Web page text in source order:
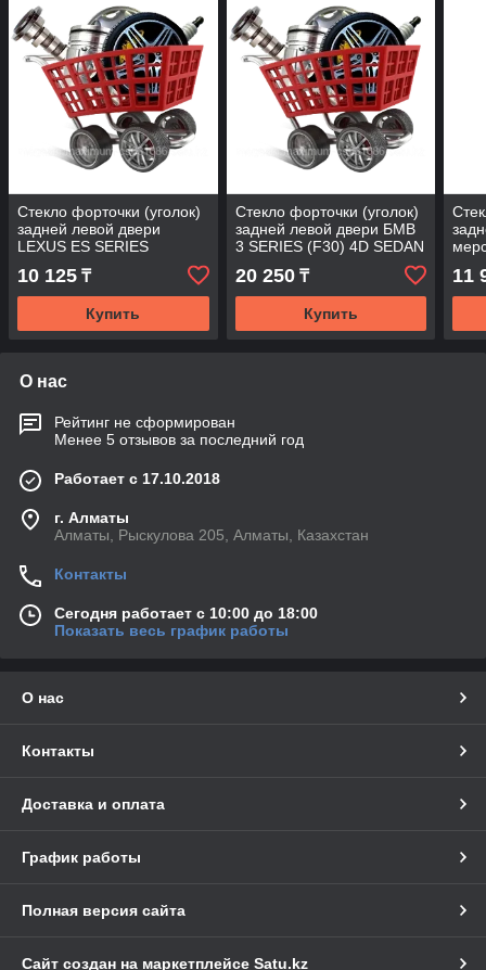
Стекло форточки (уголок)
задней левой двери
LEXUS ES SERIES
(ES350) 4D SEDAN 13-
10 125 ₸
Купить
Стекло форточки (уголок)
задней левой двери БМВ
3 SERIES (F30) 4D SEDAN
20 250₸
Купить
11
О нас
Рейтинг не сформирован
Менее 5 отзывов за последний год
Работает с 17.10.2018
г. Алматы
Алматы, Рыскулова 205, Алматы, Казахстан
Контакты
Сегодня работает с 10:00 до 18:00
Показать весь график работы
О нас
Контакты
Доставка и оплата
График работы
Полная версия сайта
Сайт создан на маркетплейсе Satu.kz